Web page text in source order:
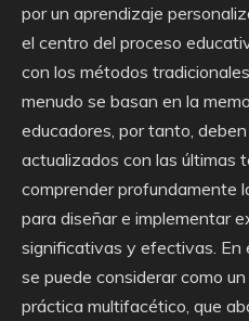
por un aprendizaje
el centro del proceso
con los métodos
menudo se basan en la
educadores, por tanto,
actualizados con las últimas
comprender profundamente
para diseñar e implementar
significativas y efectivas. En
se puede considerar como
práctica multifacético, que